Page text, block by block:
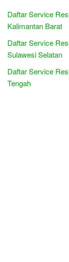
Daftar Service
Kalimantan Barat
Daftar Service
Sulawesi Selatan
Daftar Service
Tengah